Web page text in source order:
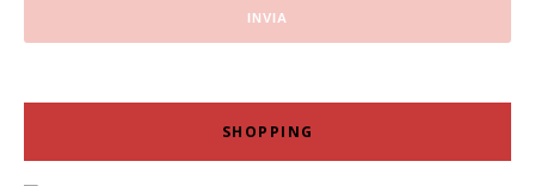
SHOPPING